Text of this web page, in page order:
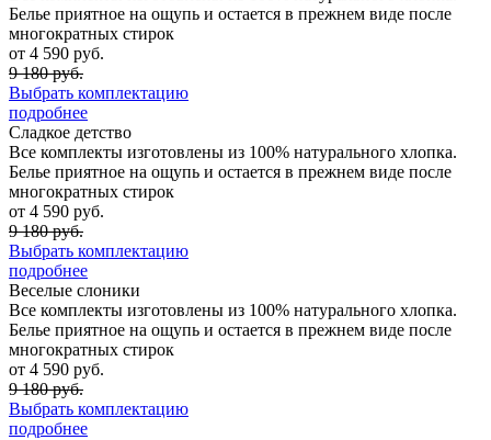
Белье приятное на ощупь и остается в прежнем виде после
многократных стирок
от 4 590 руб.
9 180 руб.
Выбрать комплектацию
подробнее
Сладкое детство
Все комплекты изготовлены из 100% натурального хлопка.
Белье приятное на ощупь и остается в прежнем виде после
многократных стирок
от 4 590 руб.
9 180 руб.
Выбрать комплектацию
подробнее
Веселые слоники
Все комплекты изготовлены из 100% натурального хлопка.
Белье приятное на ощупь и остается в прежнем виде после
многократных стирок
от 4 590 руб.
9 180 руб.
Выбрать комплектацию
подробнее